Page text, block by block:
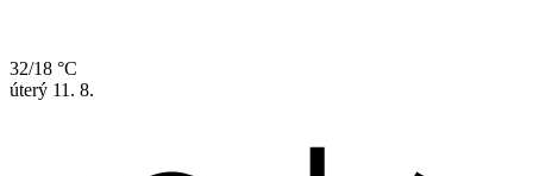
32/18 °C
úterý 11. 8.